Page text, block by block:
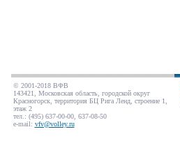
© 2001-2018 ВФВ
143421, Московская область, городской округ
Красногорск, территория БЦ Рига Ленд, строение 1,
этаж 2
тел.: (495) 637-00-00, 637-08-50
e-mail: vfv@volley.ru